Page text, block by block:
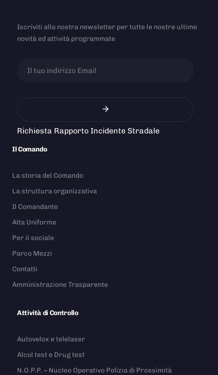
Iscriviti alla nostra newsletter per tutte le nostre ultime
novità ed attività programmate
Richiesta Rapporto Incidente Stradale
Il Comando
La storia del Comando
La struttura organizzativa
Il Comandante
Alta Uniforme
Per il sociale
Parco Mezzi
Contatti
Amministrazione Trasparente
Attività di Controllo
Autovelox e telelaser
Alcol test e Drug test
N.O.P.P. – Nucleo Operativo Polizia di Prossimità